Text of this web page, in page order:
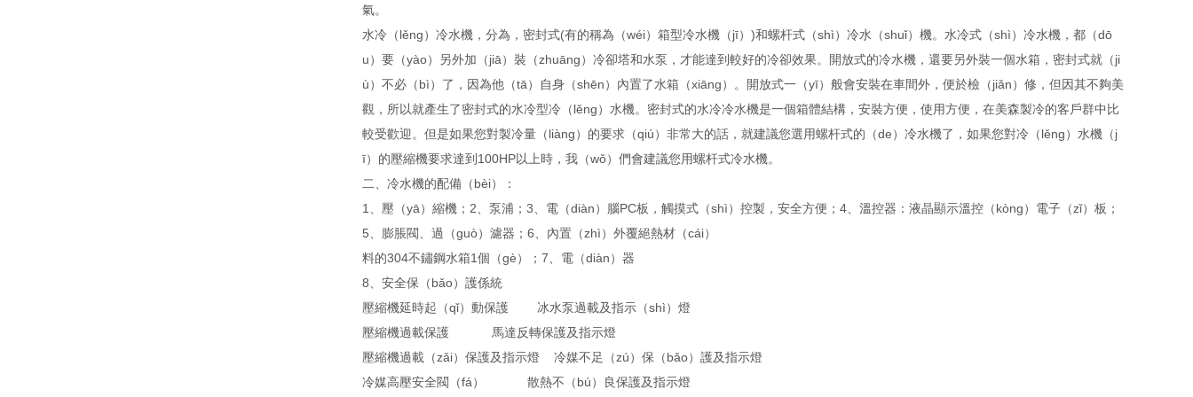
氣。
水冷（lěng）冷水機，分為，密封式(有的稱為（wéi）箱型冷水機（jī）)和螺杆式（shì）冷水（shuǐ）機。水冷式（shì）冷水機，都（dō
u）要（yào）另外加（jiā）裝（zhuāng）冷卻塔和水泵，才能達到較好的冷卻效果。開放式的冷水機，還要另外裝一個水箱，密封式就（ji
ù）不必（bì）了，因為他（tā）自身（shēn）內置了水箱（xiāng）。開放式一（yī）般會安裝在車間外，便於檢（jiǎn）修，但因其不夠美
觀，所以就產生了密封式的水冷型冷（lěng）水機。密封式的水冷冷水機是一個箱體結構，安裝方便，使用方便，在美森製冷的客戶群中比
較受歡迎。但是如果您對製冷量（liàng）的要求（qiú）非常大的話，就建議您選用螺杆式的（de）冷水機了，如果您對冷（lěng）水機（j
ī）的壓縮機要求達到100HP以上時，我（wǒ）們會建議您用螺杆式冷水機。
二、冷水機的配備（bèi）：
1、壓（yā）縮機；2、泵浦；3、電（diàn）腦PC板，觸摸式（shì）控製，安全方便；4、溫控器：液晶顯示溫控（kòng）電子（zǐ）板；
5、膨脹閥、過（guò）濾器；6、內置（zhì）外覆絕熱材（cái）
料的304不鏽鋼水箱1個（gè）；7、電（diàn）器
8、安全保（bǎo）護係統
壓縮機延時起（qǐ）動保護 冰水泵過載及指示（shì）燈
壓縮機過載保護 馬達反轉保護及指示燈
壓縮機過載（zǎi）保護及指示燈 冷媒不足（zú）保（bǎo）護及指示燈
冷媒高壓安全閥（fá） 散熱不（bú）良保護及指示燈